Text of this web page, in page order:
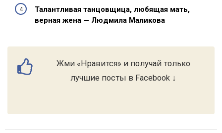
Талантливая танцовщица, любящая мать,
верная жена — Людмила Маликова
Жми «Нравится» и получай только
лучшие посты в Facebook ↓